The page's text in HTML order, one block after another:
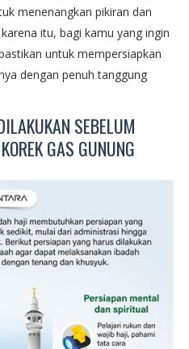
menenangkan pikiran dan
itu, bagi kamu yang ingin
untuk mempersiapkan
dengan penuh tanggung
SEBELUM
GAS GUNUNG